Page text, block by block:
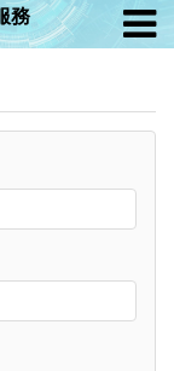
務